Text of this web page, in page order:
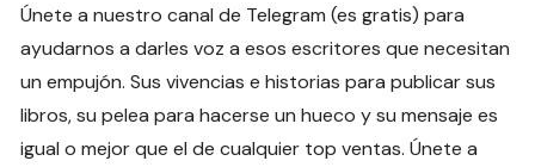
Únete a nuestro canal de Telegram (es gratis) para
ayudarnos a darles voz a esos escritores que necesitan
un empujón. Sus vivencias e historias para publicar sus
libros, su pelea para hacerse un hueco y su mensaje es
igual o mejor que el de cualquier top ventas. Únete a